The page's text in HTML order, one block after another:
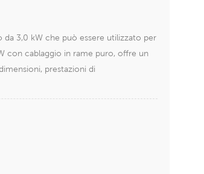
3,0 kW che può essere utilizzato per
con cablaggio in rame puro, offre un
prestazioni di